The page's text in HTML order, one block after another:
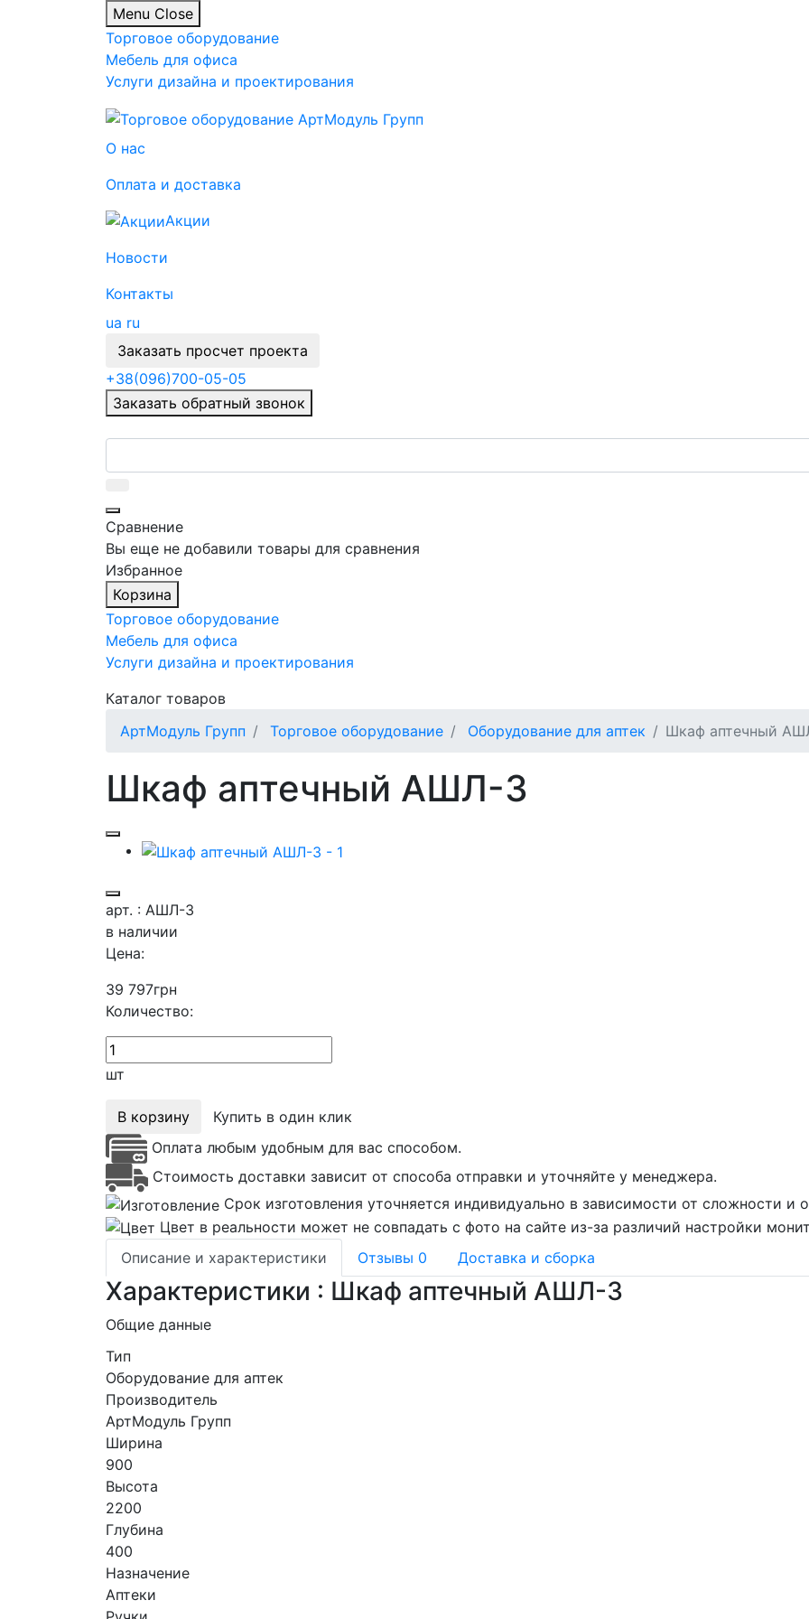
Menu Close
Торговое оборудование
Мебель для офиса
Услуги дизайна и проектирования
О нас
Оплата и доставка
Акции
Новости
Контакты
ua ru
Заказать просчет проекта
+38(096)700-05-05
Заказать обратный звонок
Сравнение
Вы еще не добавили товары для сравнения
Избранное
Корзина
Торговое оборудование
Мебель для офиса
Услуги дизайна и проектирования
Каталог товаров
АртМодуль Групп
Торговое оборудование Оборудование для аптек Шкаф аптечный
Шкаф аптечный АШЛ-3
арт. : АШЛ-3
в наличии
Цена:
39 797грн
Количество:
шт
В корзину
Купить в один клик
Оплата любым удобным для вас способом.
Стоимость доставки зависит от способа отправки и уточняйте у менеджера.
Срок изготовления уточняется индивидуально в зависимости от сложности и
Цвет в реальности может не совпадать с фото на сайте из-за различий настройки
Описание и характеристики
Отзывы 0 Доставка и сборка
Характеристики : Шкаф аптечный АШЛ-3
Общие данные
Тип
Оборудование для аптек
Производитель
АртМодуль Групп
Ширина
900
Высота
2200
Глубина
400
Назначение
Аптеки